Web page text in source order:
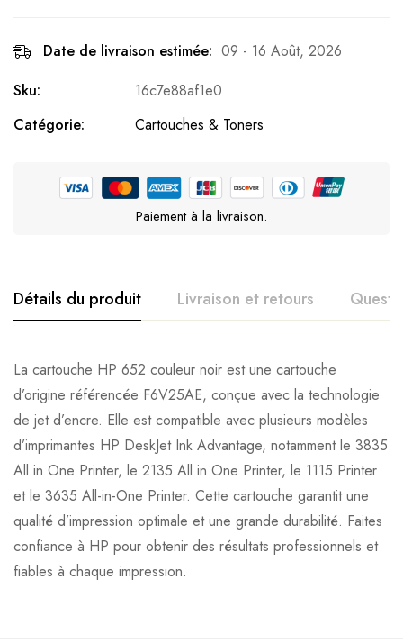
Date de livraison estimée: 09 - 16 Août, 2026
Sku:
16c7e88af1e0
Catégorie:
Cartouches & Toners
Paiement à la livraison.
Détails du produit Livraison et retours
La cartouche HP 652 couleur noir est une cartouche
d’origine référencée F6V25AE, conçue avec la technologie
de jet d’encre. Elle est compatible avec plusieurs modèles
d’imprimantes HP DeskJet Ink Advantage, notamment le 3835
All in One Printer, le 2135 All in One Printer, le 1115 Printer
et le 3635 All-in-One Printer. Cette cartouche garantit une
qualité d’impression optimale et une grande durabilité. Faites
confiance à HP pour obtenir des résultats professionnels et
fiables à chaque impression.